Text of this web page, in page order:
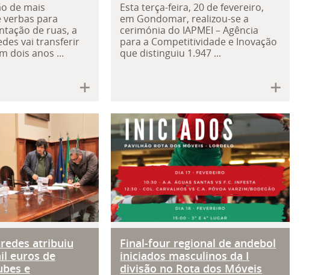
de mais
verbas para
de ruas, a
vai transferir
dois anos ...
Esta terça-feira, 20 de fevereiro,
em Gondomar, realizou-se a
cerimónia do IAPMEI – Agência
para a Competitividade e Inovação
que distinguiu 1.947 ...
campanha de compostagem
Paredes atribuiu cerca de 41 mil
atribuiu
euros de
e
Final-four regional de
Final-four regional de andebol
iniciados masculinos da I
divisão no Rota dos Móveis